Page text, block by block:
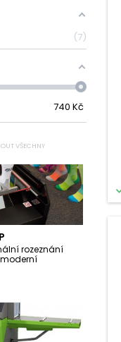
7
740 Kč
VŠECHNY
rozeznání